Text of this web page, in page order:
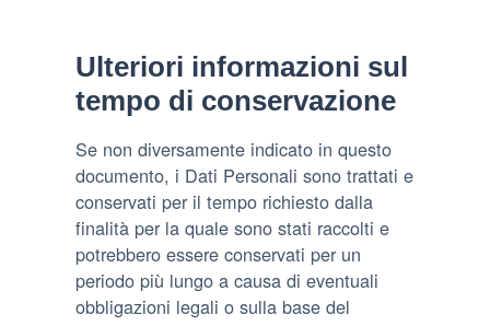
Ulteriori informazioni sul
tempo di conservazione
Se non diversamente indicato in questo
documento, i Dati Personali sono trattati e
conservati per il tempo richiesto dalla
finalità per la quale sono stati raccolti e
potrebbero essere conservati per un
periodo più lungo a causa di eventuali
obbligazioni legali o sulla base del